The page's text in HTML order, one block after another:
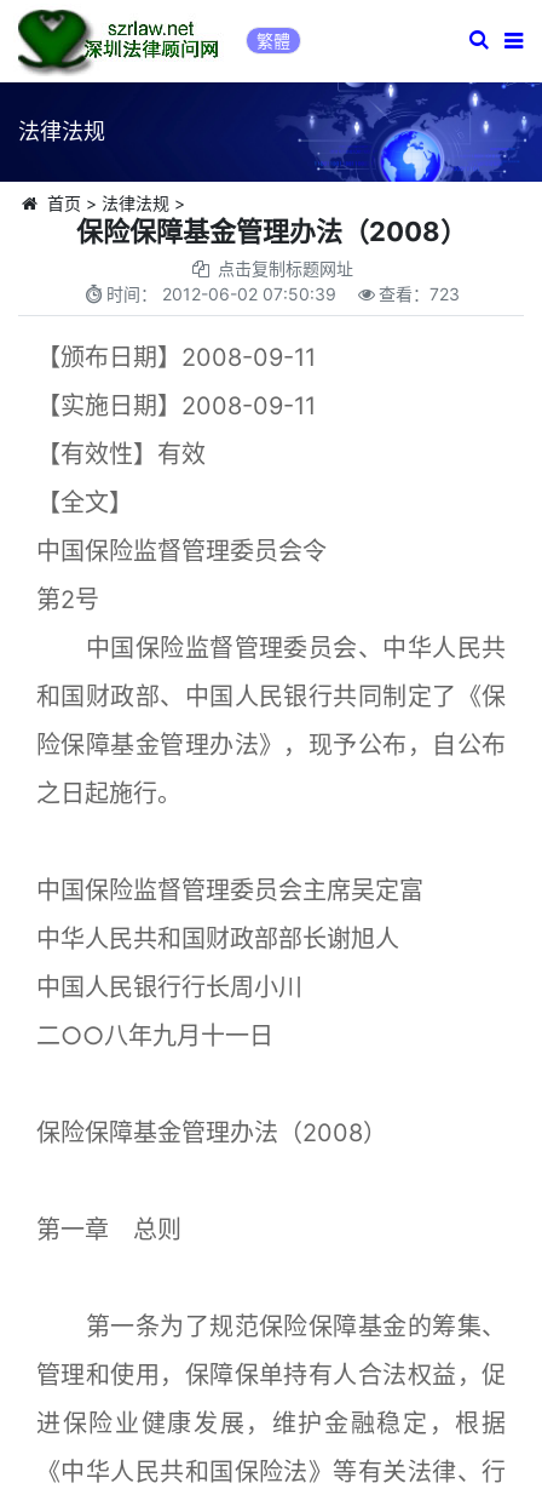
繁體
法律法规
首页 > 法律法规 >
保险保障基金管理办法（2008）
点击复制标题网址
时间： 2012-06-02 07:50:39 查看：723
【颁布日期】2008-09-11
【实施日期】2008-09-11
【有效性】有效
【全文】
中国保险监督管理委员会令
第2号
中国保险监督管理委员会、中华人民共
和国财政部、中国人民银行共同制定了《保
险保障基金管理办法》，现予公布，自公布
之日起施行。
中国保险监督管理委员会主席吴定富
中华人民共和国财政部部长谢旭人
中国人民银行行长周小川
二○○八年九月十一日
保险保障基金管理办法（2008）
第一章 总则
第一条为了规范保险保障基金的筹集、
管理和使用，保障保单持有人合法权益，促
进保险业健康发展，维护金融稳定，根据
《中华人民共和国保险法》等有关法律、行